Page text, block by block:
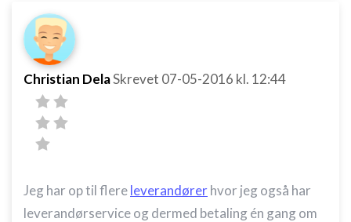
Christian DelaSkrevet 07-05-2016 kl. 12:44
Jeg har op til flereleverandørerhvor jeg også har
leverandørservice og dermed betaling én gang om